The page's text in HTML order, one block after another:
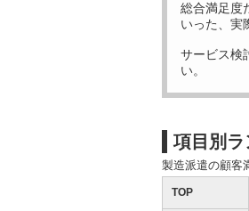
総合満足度
いった、実
サービス検
い。
項目別
製造派遣の顧客
TOP